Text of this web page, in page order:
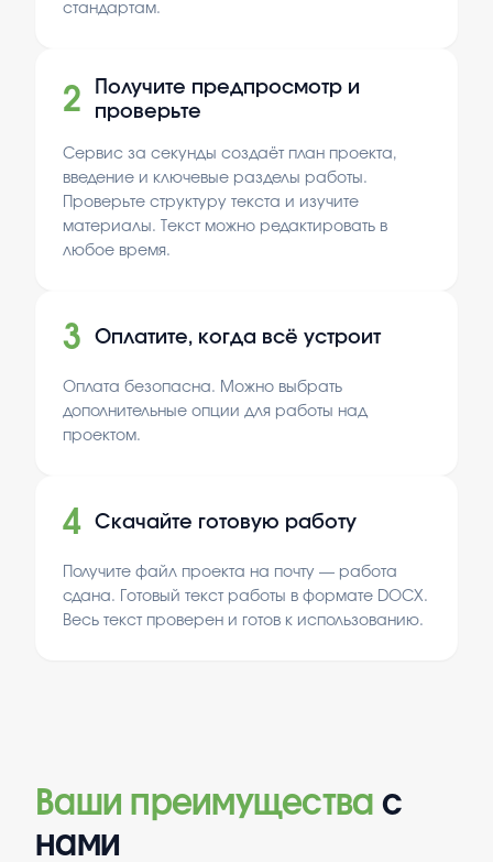
стандартам.
2
Получите предпросмотр и
проверьте
Сервис за секунды создаёт план проекта,
введение и ключевые разделы работы.
Проверьте структуру текста и изучите
материалы. Текст можно редактировать в
любое время.
3 Оплатите, когда всё устроит
Оплата безопасна. Можно выбрать
дополнительные опции для работы над
проектом.
4 Скачайте готовую работу
Получите файл проекта на почту — работа
сдана. Готовый текст работы в формате DOCX.
Весь текст проверен и готов к использованию.
Ваши преимущества с
нами